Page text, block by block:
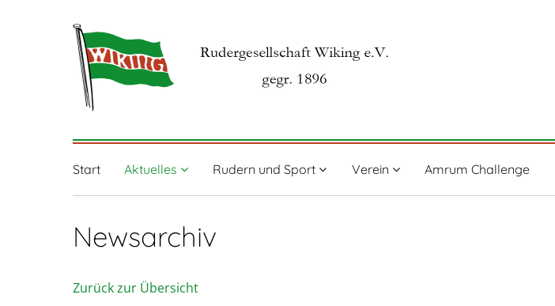
Start Aktuelles Rudern und Sport Verein Amrum Challenge
Newsarchiv
Zurück zur Übersicht